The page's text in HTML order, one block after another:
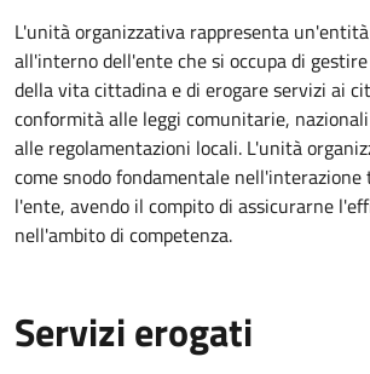
L'unità organizzativa rappresenta
all'interno dell'ente che si occupa di
della vita cittadina e di erogare servizi ai
conformità alle leggi comunitarie,
alle regolamentazioni locali. L'unità
come snodo fondamentale
l'ente, avendo il compito di assicurarne
nell'ambito di competenza.
Servizi erogati